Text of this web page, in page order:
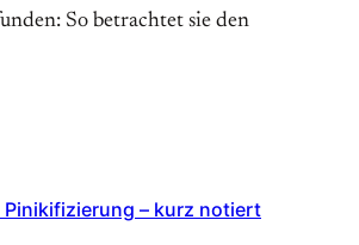
So betrachtet sie den
Pinikifizierung – kurz notiert